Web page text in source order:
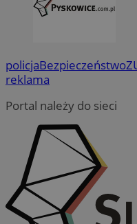
policjaBezpieczeństwo
reklama
Portal należy do sieci